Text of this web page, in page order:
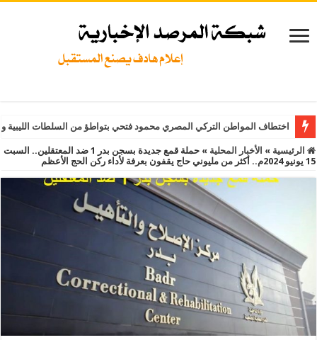
اختطاف المواطن التركي المصري محمود فتحي بتواطؤ من السلطات
الرئيسية » الأخبار المحلية »
حملة قمع جديدة بسجن بدر 1 ضد المعتقلين.. السبت
15 يونيو 2024م.. أكثر من مليوني حاج يقفون بعرفة لأداء ركن الحج الأعظم